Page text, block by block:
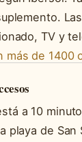
TV y
más de 1400
a 10
playa de